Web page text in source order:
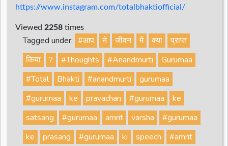
https://www.instagram.com/totalbhaktiofficial/
Viewed 2258 times
Tagged under: #आप ने जीवन में क्या
प्राप्त
किया
? #Thoughts #Anandmurti
Gurumaa
#Total
Bhakti #anandmurti
gurumaa
#gurumaa
ke pravachan #gurumaa
ke
satsang
#gurumaa amrit varsha
#gurumaa
ke
prasang #gurumaa ki speech
#amrit